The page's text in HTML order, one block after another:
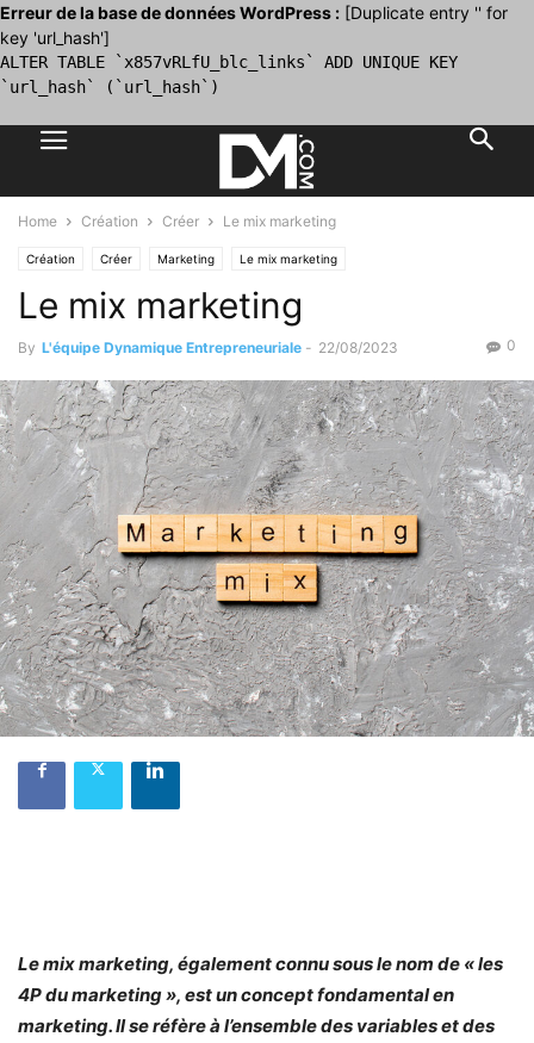
Erreur de la base de données WordPress : [Duplicate entry '' for
key 'url_hash']
ALTER TABLE `x857vRLfU_blc_links` ADD UNIQUE KEY
`url_hash` (`url_hash`)
Home Création Créer Le mix marketing
Création Créer Marketing Le mix marketing
Le mix marketing
By L'équipe Dynamique Entrepreneuriale - 22/08/2023 0
Le mix marketing, également connu sous le nom de « les
4P du marketing », est un concept fondamental en
marketing. Il se réfère à l’ensemble des variables et des